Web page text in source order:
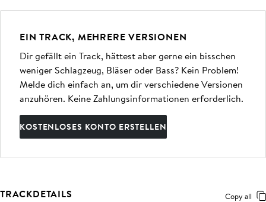
EIN TRACK, MEHRERE VERSIONEN
Dir gefällt ein Track, hättest aber gerne ein bisschen
weniger Schlagzeug, Bläser oder Bass? Kein Problem!
Melde dich einfach an, um dir verschiedene Versionen
anzuhören. Keine Zahlungsinformationen erforderlich.
KOSTENLOSES KONTO ERSTELLEN
TRACKDETAILS Copy all